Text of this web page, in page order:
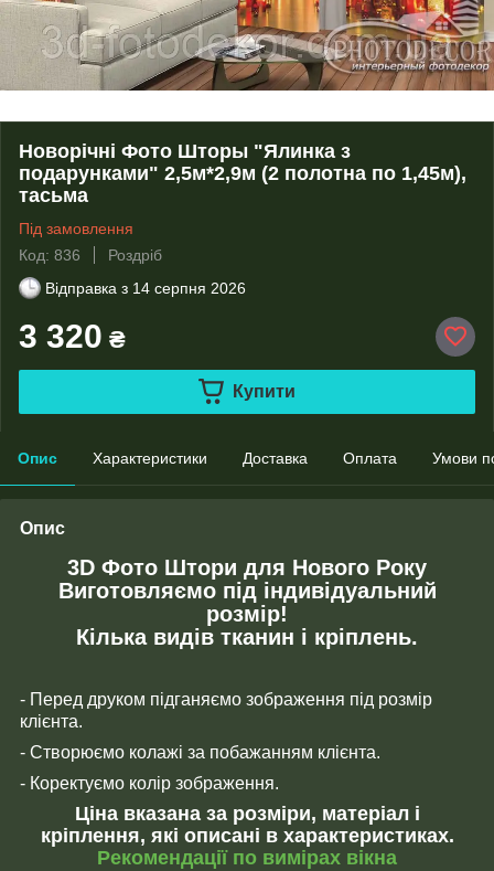
Новорічні Фото Шторы "Ялинка з
подарунками" 2,5м*2,9м (2 полотна по 1,45м),
тасьма
Під замовлення
Код: 836
Роздріб
Відправка з 14 серпня 2026
3 320 ₴
Купити
Опис Характеристики Доставка Оплата Умови
Опис
3D Фото Штори для Нового Року
Виготовляємо під індивідуальний
розмір!
Кілька видів тканин і кріплень.
- Перед друком підганяємо зображення під розмір
клієнта.
- Створюємо колажі за побажанням клієнта.
- Коректуємо колір зображення.
Ціна вказана за розміри, матеріал і
кріплення, які описані в характеристиках.
Рекомендації по вимірах вікна